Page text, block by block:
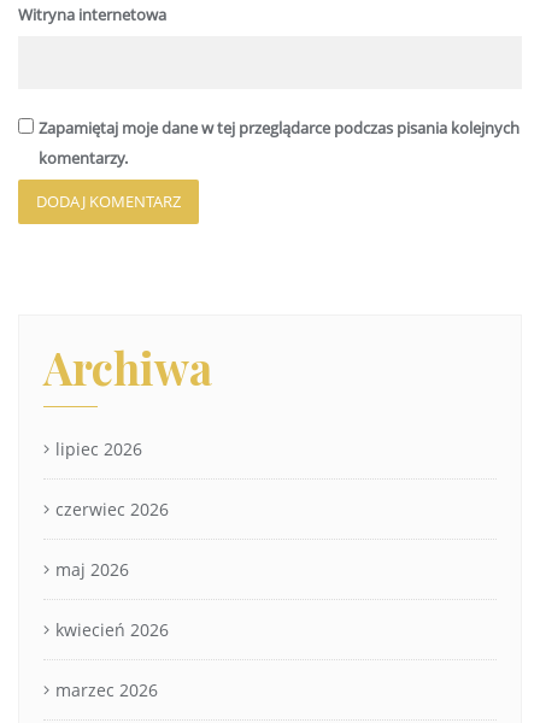
Witryna internetowa
Zapamiętaj moje dane w tej przeglądarce podczas pisania kolejnych
komentarzy.
Archiwa
lipiec 2026
czerwiec 2026
maj 2026
kwiecień 2026
marzec 2026